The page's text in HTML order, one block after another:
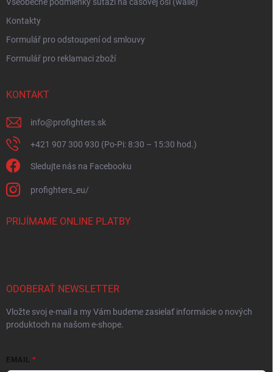
Kontakty
Formulář pro odstoupení od smlouvy
Formulář pro reklamaci zboží
KONTAKT
info@profighters.sk
+421 907 300 930 (Po-Pi: 8:30 – 15:30 hod.)
Sledujte nás na Facebooku
profighters_eu/
PRIJÍMAME ONLINE PLATBY
ODOBERAŤ NEWSLETTER
Vložte svoj e-mail a my Vám budeme zasielať informácie o nových
produktoch na našom e-shope.
EMAIL